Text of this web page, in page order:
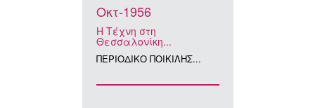
Οκτ-1956
Η Τέχνη στη
Θεσσαλονίκη...
ΠΕΡΙΟΔΙΚΟ ΠΟΙΚΙΛΗΣ...